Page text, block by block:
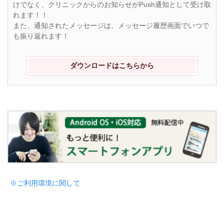
けでなく、クリニックからのお知らせがPush通知として受け取
れます！！
また、通知されたメッセージは、メッセージ履歴画面でいつで
も振り返れます！
ダウンロードはこちらから
※ご利用環境に関して